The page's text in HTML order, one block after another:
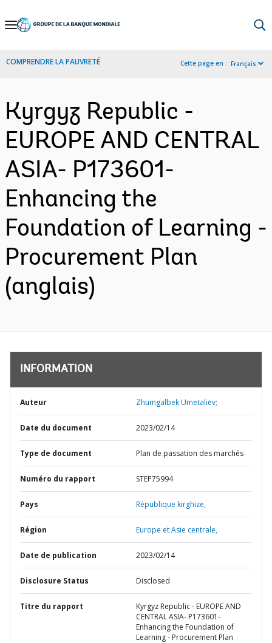
Skip
Navigation
COMPRENDRE LA PAUVRETÉ Cette page en : Français
Kyrgyz Republic -
EUROPE AND CENTRAL
ASIA- P173601-
Enhancing the
Foundation of Learning -
Procurement Plan
(anglais)
INFORMATION
Auteur Zhumgalbek Umetaliev;
Date du document 2023/02/14
Type de document Plan de passation des marchés
Numéro du rapport STEP75994
Pays République kirghize,
Région Europe et Asie centrale,
Date de publication 2023/02/14
Disclosure Status Disclosed
Titre du rapport
Kyrgyz Republic - EUROPE AND
CENTRAL ASIA- P173601-
Enhancing the Foundation of
Learning - Procurement Plan